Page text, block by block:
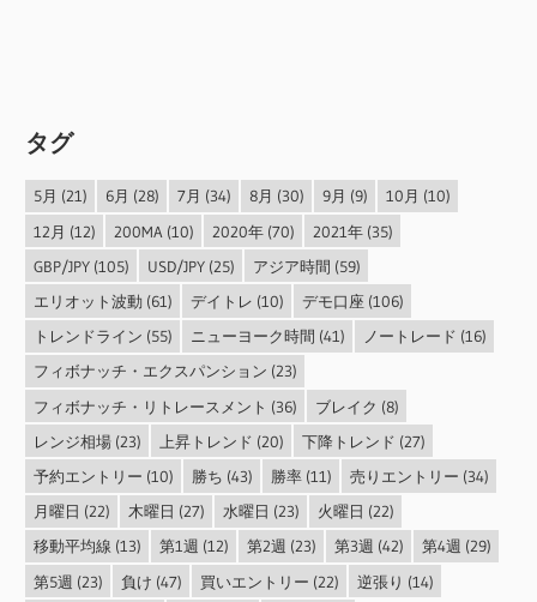
タグ
5月 (21) 6月 (28) 7月 (34) 8月 (30) 9月 (9) 10月 (10)
12月 (12) 200MA (10) 2020年(70) 2021年(35)
GBP/JPY(105) USD/JPY(25) アジア時間 (59)
エリオット波動 (61) デイトレ (10) デモ口座 (106)
トレンドライン (55) ニューヨーク時間 (41) ノートレード (16)
フィボナッチ・エクスパンション (23)
フィボナッチ・リトレースメント (36) ブレイク (8)
レンジ相場(23) 上昇トレンド (20) 下降トレンド (27)
予約エントリー (10) 勝ち (43) 勝率(11) 売りエントリー (34)
月曜日 (22) 木曜日 (27) 水曜日 (23) 火曜日 (22)
移動平均線 (13) 第1週 (12) 第2週 (23) 第3週 (42) 第4週 (29)
第5週 (23) 負け (47) 買いエントリー (22) 逆張り (14)